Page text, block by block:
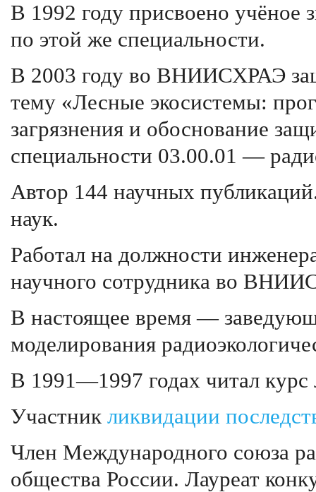
В 1992 году присвоено учёное
по этой же специальности.
В 2003 году во ВНИИСХРАЭ
тему «Лесные экосистемы:
загрязнения и обоснование
специальности 03.00.01 —
Автор 144 научных
наук.
Работал на должности
научного сотрудника во
В настоящее время —
моделирования
В 1991—1997 годах читал
Участник ликвидации
Член Международного союза
общества России. Лауреат